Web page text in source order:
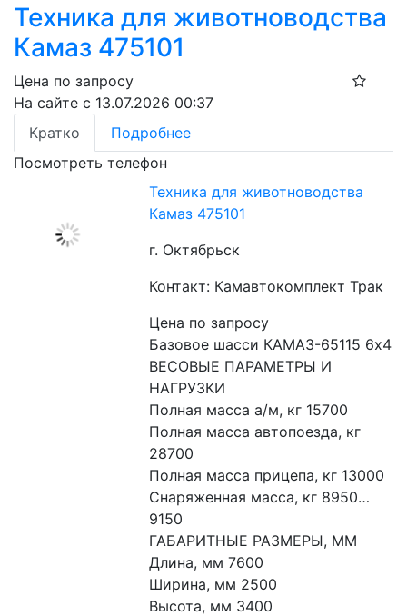
Техника для животноводства
Камаз 475101
Цена по запросу
На сайте с 13.07.2026 00:37
Кратко
Подробнее
Посмотреть телефон
Техника для животноводства
Камаз 475101
г. Октябрьск
Контакт: Камавтокомплект Трак
Цена по запросу
Базовое шасси КАМАЗ-65115 6х4
ВЕСОВЫЕ ПАРАМЕТРЫ И
НАГРУЗКИ
Полная масса а/м, кг 15700
Полная масса автопоезда, кг
28700
Полная масса прицепа, кг 13000
Снаряженная масса, кг 8950…
9150
ГАБАРИТНЫЕ РАЗМЕРЫ, ММ
Длина, мм 7600
Ширина, мм 2500
Высота, мм 3400